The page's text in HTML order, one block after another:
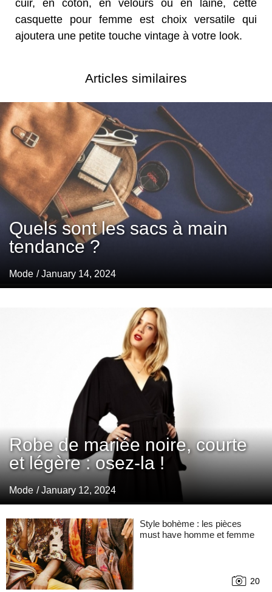
cuir, en coton, en velours ou en laine, cette
casquette pour femme est choix versatile qui
ajoutera une petite touche vintage à votre look.
Articles similaires
Quels sont les sacs à main
tendance ?
Mode / January 14, 2024
Robe de mariée noire, courte
et légère : osez-la !
Mode / January 12, 2024
Style bohème : les pièces
must have homme et femme
20